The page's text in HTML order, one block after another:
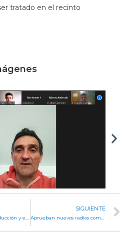
tratado en el recinto
SIGUIENTE